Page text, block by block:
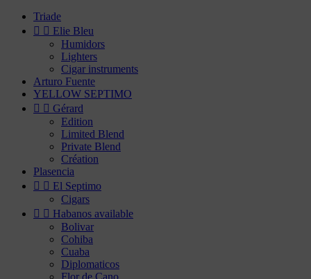
Triade
  Elie Bleu
Humidors
Lighters
Cigar instruments
Arturo Fuente
YELLOW SEPTIMO
  Gérard
Edition
Limited Blend
Private Blend
Création
Plasencia
  El Septimo
Cigars
  Habanos available
Bolivar
Cohiba
Cuaba
Diplomaticos
Flor de Cano